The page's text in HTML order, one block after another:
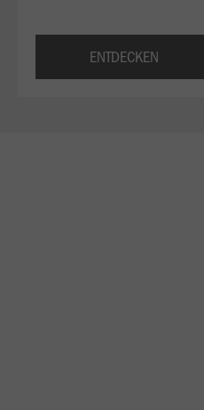
ENTDECKEN